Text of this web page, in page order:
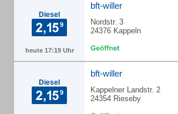
Diesel
heute 17:19 Uhr
bft-willer
Nordstr. 3
24376 Kappeln
Diesel
bft-willer
Kappelner Landstr. 2
24354 Rieseby